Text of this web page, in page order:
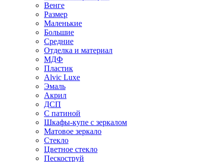
Венге
Размер
Маленькие
Большие
Средние
Отделка и материал
МДФ
Пластик
Alvic Luxe
Эмаль
Акрил
ДСП
С патиной
Шкафы-купе с зеркалом
Матовое зеркало
Стекло
Цветное стекло
Пескоструй